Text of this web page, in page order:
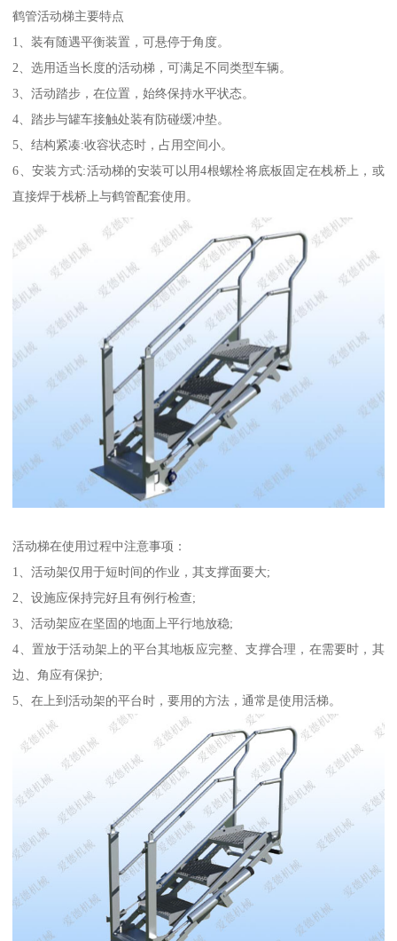
鹤管活动梯主要特点
1、装有随遇平衡装置，可悬停于角度。
2、选用适当长度的活动梯，可满足不同类型车辆。
3、活动踏步，在位置，始终保持水平状态。
4、踏步与罐车接触处装有防碰缓冲垫。
5、结构紧凑:收容状态时，占用空间小。
6、安装方式:活动梯的安装可以用4根螺栓将底板固定在栈桥上，或
直接焊于栈桥上与鹤管配套使用。
活动梯在使用过程中注意事项：
1、活动架仅用于短时间的作业，其支撑面要大;
2、设施应保持完好且有例行检查;
3、活动架应在坚固的地面上平行地放稳;
4、置放于活动架上的平台其地板应完整、支撑合理，在需要时，其
边、角应有保护;
5、在上到活动架的平台时，要用的方法，通常是使用活梯。